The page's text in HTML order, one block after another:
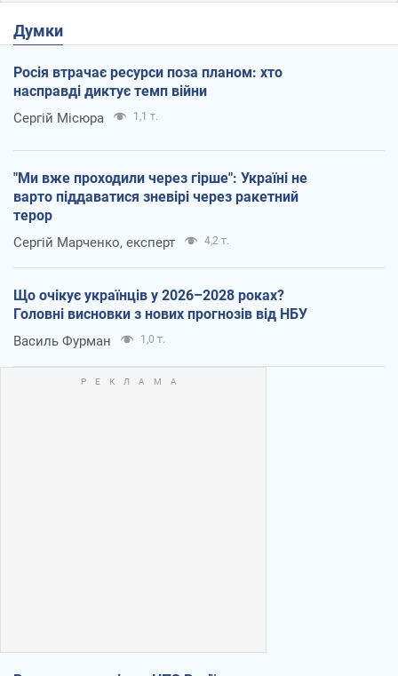
Думки
Росія втрачає ресурси поза планом: хто
насправді диктує темп війни
Сергій Місюра 1,1 т.
"Ми вже проходили через гірше": Україні не
варто піддаватися зневірі через ракетний
терор
Сергій Марченко, експерт 4,2 т.
Що очікує українців у 2026–2028 роках?
Головні висновки з нових прогнозів від НБУ
Василь Фурман 1,0 т.